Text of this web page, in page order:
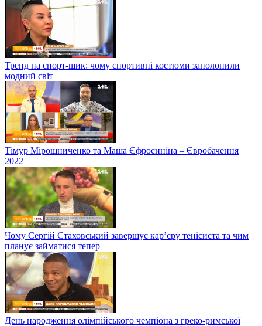
Тренд на спорт-шик: чому спортивні костюми заполонили
модний світ
Тімур Мірошниченко та Маша Єфросиніна – Євробачення
2022
Чому Сергій Стаховський завершує кар’єру тенісиста та чим
планує займатися тепер
День народження олімпійського чемпіона з греко-римської